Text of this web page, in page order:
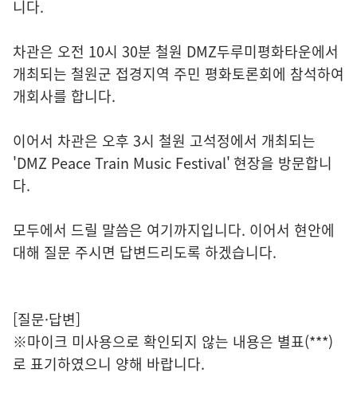
니다.
차관은 오전 10시 30분 철원 DMZ두루미평화타운에서
개최되는 철원군 접경지역 주민 평화토론회에 참석하여
개회사를 합니다.
이어서 차관은 오후 3시 철원 고석정에서 개최되는
'DMZ Peace Train Music Festival' 현장을 방문합니
다.
모두에서 드릴 말씀은 여기까지입니다. 이어서 현안에
대해 질문 주시면 답변드리도록 하겠습니다.
[질문·답변]
※마이크 미사용으로 확인되지 않는 내용은 별표(***)
로 표기하였으니 양해 바랍니다.